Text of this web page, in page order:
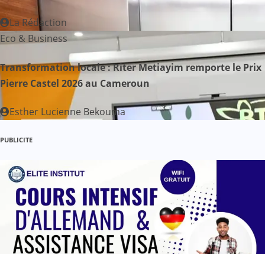
a
r
t
i
c
l
La Rédaction
Eco & Business
Transformation locale : Riter Metiayim remporte le Prix
Pierre Castel 2026 au Cameroun
Esther Lucienne Bekouma
PUBLICITE